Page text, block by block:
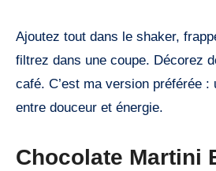
Ajoutez tout dans le shaker,
filtrez dans une coupe. Décorez
café. C’est ma version préférée :
entre douceur et énergie.
Chocolate Martini